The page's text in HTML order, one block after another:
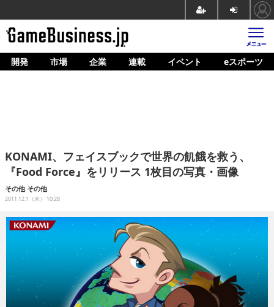
ホーム
企業動向
人材育成
イベント/セミナー
eスポーツ
開発 市場 企業 連載 イベント eスポーツ
KONAMI、フェイスブックで世界の飢餓を救う、
『Food Force』をリリース 1枚目の写真・画像
その他 その他
2011.12.1（木） 10:28